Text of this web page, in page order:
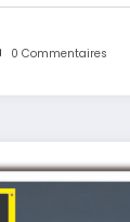
0 Commentaires